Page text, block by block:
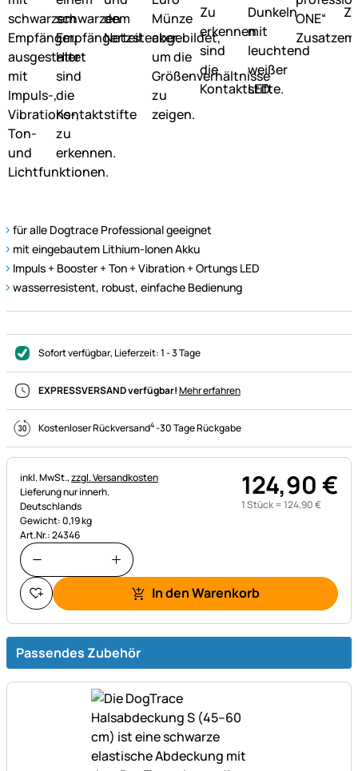
für alle Dogtrace Professional geeignet
mit eingebautem Lithium-Ionen Akku
Impuls + Booster + Ton + Vibration + Ortungs LED
wasserresistent, robust, einfache Bedienung
Sofort verfügbar, Lieferzeit:1 - 3 Tage
EXPRESSVERSAND verfügbar!Mehr erfahren
Kostenloser Rückversand4-30 Tage Rückgabe
Steuerhinweis:
inkl. MwSt.,zzgl. Versandkosten
Lieferung nur innerh.
Deutschlands
Gewicht: 0,19 kg
Art.Nr.: 24346
124,90€
1 Stück =124,90€
In den Warenkorb
Passendes Zubehör